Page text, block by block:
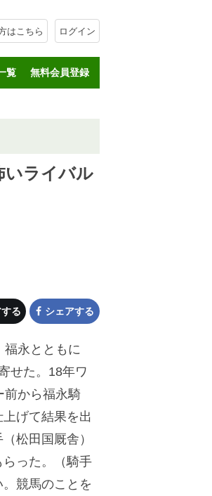
はこちら ログイン
覧 無料会員登録
いライバル
る シェアする
永とともに
せた。18年ワ
前から福永騎
げて結果を出
松田国厩舎）
った。（騎手
競馬のことを